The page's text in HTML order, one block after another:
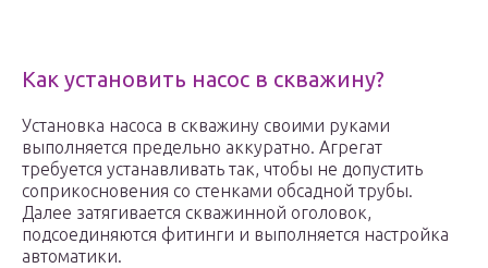
Как установить насос в скважину?
Установка насоса в скважину своими руками
выполняется предельно аккуратно. Агрегат
требуется устанавливать так, чтобы не допустить
соприкосновения со стенками обсадной трубы.
Далее затягивается скважинной оголовок,
подсоединяются фитинги и выполняется настройка
автоматики.